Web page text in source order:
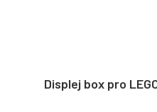
Displej box pro